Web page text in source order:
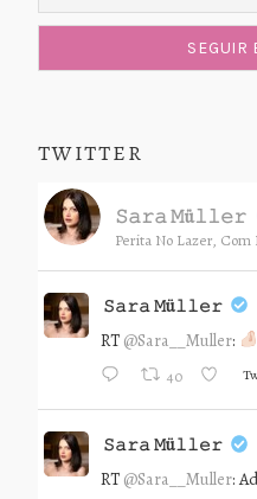
TWITTER
𝚂𝚊𝚛𝚊 𝙼ü𝚕𝚕𝚎𝚛
Perita No Lazer, Com
𝚂𝚊𝚛𝚊 𝙼ü𝚕𝚕𝚎𝚛
RT @Sara__Muller:
40
𝚂𝚊𝚛𝚊 𝙼ü𝚕𝚕𝚎𝚛
RT @Sara__Muller: